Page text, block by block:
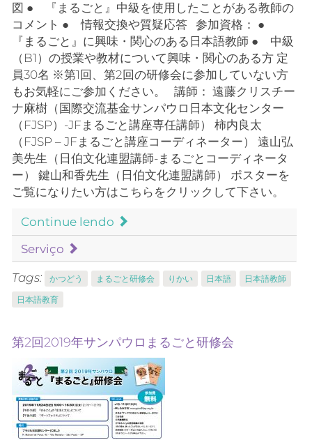
図 ● 『まるごと』中級を使用したことがある教師の
コメント ● 情報交換や質疑応答 参加資格： ●
『まるごと』に興味・関心のある日本語教師 ● 中級
（B1）の授業や教材について興味・関心のある方 定
員30名 ※第1回、第2回の研修会に参加していない方
もお気軽にご参加ください。 講師： 遠藤クリスチー
ナ麻樹（国際交流基金サンパウロ日本文化センター
（FJSP）-JFまるごと講座専任講師） 柿内良太
（FJSP – JFまるごと講座コーディネーター） 遠山弘
美先生（日伯文化連盟講師-まるごとコーディネータ
ー） 鍵山和香先生（日伯文化連盟講師） ポスターを
ご覧になりたい方はこちらをクリックして下さい。
Continue lendo
Serviço
Tags: かつどう まるごと研修会 りかい 日本語
日本語教師
日本語教育
第2回2019年サンパウロまるごと研修会